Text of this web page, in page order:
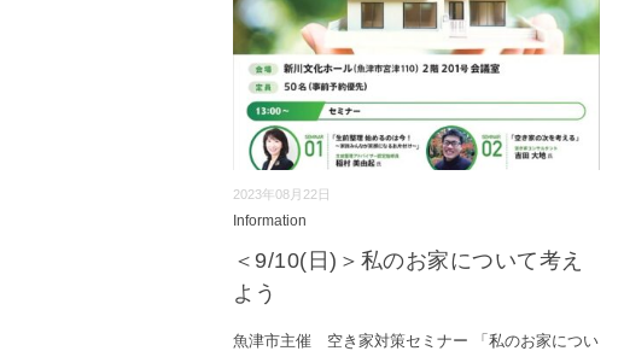
2023年08月22日
Information
＜9/10(日)＞私のお家について考え
よう
魚津市主催 空き家対策セミナー 「私のお家につい